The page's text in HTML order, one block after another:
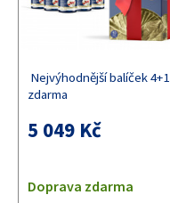
Nejvýhodnější balíček 4+1
zdarma
5 049 Kč
Doprava zdarma